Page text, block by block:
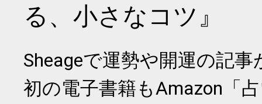
る、小さなコツ』
Sheageで運勢や開運の記
初の電子書籍もAmazon「